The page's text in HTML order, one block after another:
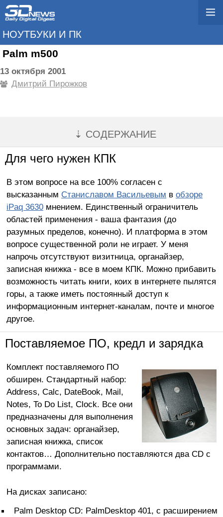
НОУТБУКИ И ПК
Palm m500
13 октября 2001
Дмитрий Пирожков
⇣ СОДЕРЖАНИЕ
Для чего нужен КПК
В этом вопросе на все 100% согласен с
высказанным Станиславом Васильевым в обзоре
iPaq 3630мнением. Единственный ограничитель
областей применения - ваша фантазия (до
разумных пределов, конечно). И платформа в этом
вопросе существенной роли не играет. У меня
напрочь отсутствуют визитница, органайзер,
записная книжка - все в моем КПК. Можно прибавить
возможность читать книги, коих в интернете пылятся
горы, а также иметь постоянный доступ к
информационным интернет-каналам, почте и многое
другое.
Поставляемое ПО, кредл и зарядка
Комплект поставляемого ПО
обширен. Стандартный набор:
Address, Calc, DateBook, Mail,
Notes, To Do List, Clock. Все они
предназначены для выполнения
основных задач: органайзер,
записная книжка, список
контактов… Дополнительно поставляются два CD с
программами.
На дисках записано:
Palm Desktop CD: PalmDesktop 401, с расширением